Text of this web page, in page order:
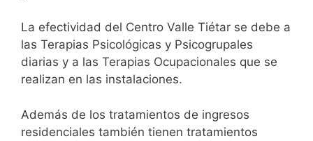
La efectividad del Centro Valle Tiétar se debe a
las Terapias Psicológicas y Psicogrupales
diarias y a las Terapias Ocupacionales que se
realizan en las instalaciones.
Además de los tratamientos de ingresos
residenciales también tienen tratamientos